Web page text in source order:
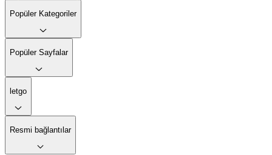
Popüler Kategoriler
Popüler Sayfalar
letgo
Resmi bağlantılar